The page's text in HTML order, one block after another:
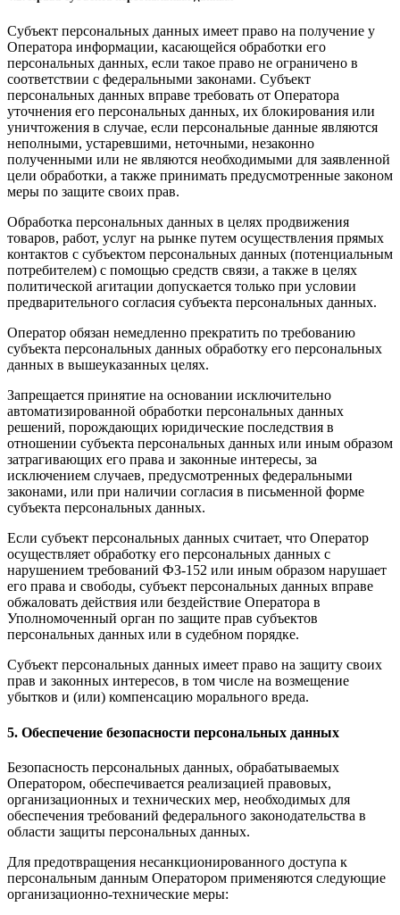
Субъект персональных данных имеет право на получение у
Оператора информации, касающейся обработки его
персональных данных, если такое право не ограничено в
соответствии с федеральными законами. Субъект
персональных данных вправе требовать от Оператора
уточнения его персональных данных, их блокирования или
уничтожения в случае, если персональные данные являются
неполными, устаревшими, неточными, незаконно
полученными или не являются необходимыми для заявленной
цели обработки, а также принимать предусмотренные законом
меры по защите своих прав.
Обработка персональных данных в целях продвижения
товаров, работ, услуг на рынке путем осуществления прямых
контактов с субъектом персональных данных (потенциальным
потребителем) с помощью средств связи, а также в целях
политической агитации допускается только при условии
предварительного согласия субъекта персональных данных.
Оператор обязан немедленно прекратить по требованию
субъекта персональных данных обработку его персональных
данных в вышеуказанных целях.
Запрещается принятие на основании исключительно
автоматизированной обработки персональных данных
решений, порождающих юридические последствия в
отношении субъекта персональных данных или иным образом
затрагивающих его права и законные интересы, за
исключением случаев, предусмотренных федеральными
законами, или при наличии согласия в письменной форме
субъекта персональных данных.
Если субъект персональных данных считает, что Оператор
осуществляет обработку его персональных данных с
нарушением требований ФЗ-152 или иным образом нарушает
его права и свободы, субъект персональных данных вправе
обжаловать действия или бездействие Оператора в
Уполномоченный орган по защите прав субъектов
персональных данных или в судебном порядке.
Субъект персональных данных имеет право на защиту своих
прав и законных интересов, в том числе на возмещение
убытков и (или) компенсацию морального вреда.
5. Обеспечение безопасности персональных данных
Безопасность персональных данных, обрабатываемых
Оператором, обеспечивается реализацией правовых,
организационных и технических мер, необходимых для
обеспечения требований федерального законодательства в
области защиты персональных данных.
Для предотвращения несанкционированного доступа к
персональным данным Оператором применяются следующие
организационно-технические меры: